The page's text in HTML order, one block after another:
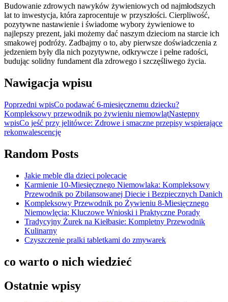
Budowanie zdrowych nawyków żywieniowych od najmłodszych
lat to inwestycja, która zaprocentuje w przyszłości. Cierpliwość,
pozytywne nastawienie i świadome wybory żywieniowe to
najlepszy prezent, jaki możemy dać naszym dzieciom na starcie ich
smakowej podróży. Zadbajmy o to, aby pierwsze doświadczenia z
jedzeniem były dla nich pozytywne, odkrywcze i pełne radości,
budując solidny fundament dla zdrowego i szczęśliwego życia.
Nawigacja wpisu
Poprzedni wpisCo podawać 6-miesięcznemu dziecku?
Kompleksowy przewodnik po żywieniu niemowlątNastępny
wpisCo jeść przy jelitówce: Zdrowe i smaczne przepisy wspierające
rekonwalescencję
Random Posts
Jakie meble dla dzieci polecacie
Karmienie 10-Miesięcznego Niemowlaka: Kompleksowy
Przewodnik po Zbilansowanej Diecie i Bezpiecznych Danich
Kompleksowy Przewodnik po Żywieniu 8-Miesięcznego
Niemowlęcia: Kluczowe Wnioski i Praktyczne Porady
Tradycyjny Żurek na Kiełbasie: Kompletny Przewodnik
Kulinarny
Czyszczenie pralki tabletkami do zmywarek
co warto o nich wiedzieć
Ostatnie wpisy